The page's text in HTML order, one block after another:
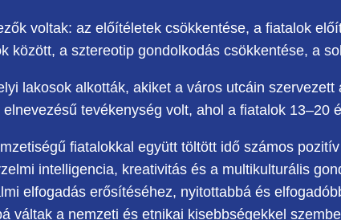
voltak: az előítéletek csökkentése, a fiatalok
között, a sztereotip gondolkodás csökkentése, a
lakosok alkották, akiket a város utcáin
tevékenység volt, ahol a fiatalok
fiatalokkal együtt töltött idő számos
intelligencia, kreativitás és a multikulturális
elfogadás erősítéséhez, nyitottabbá és
váltak a nemzeti és etnikai kisebbségekkel